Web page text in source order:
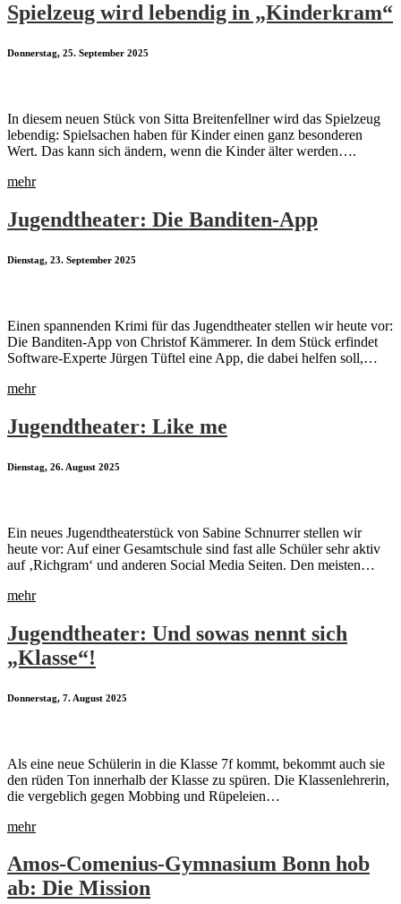
Spielzeug wird lebendig in „Kinderkram“
Donnerstag, 25. September 2025
In diesem neuen Stück von Sitta Breitenfellner wird das Spielzeug
lebendig: Spielsachen haben für Kinder einen ganz besonderen
Wert. Das kann sich ändern, wenn die Kinder älter werden….
mehr
Jugendtheater: Die Banditen-App
Dienstag, 23. September 2025
Einen spannenden Krimi für das Jugendtheater stellen wir heute vor:
Die Banditen-App von Christof Kämmerer. In dem Stück erfindet
Software-Experte Jürgen Tüftel eine App, die dabei helfen soll,…
mehr
Jugendtheater: Like me
Dienstag, 26. August 2025
Ein neues Jugendtheaterstück von Sabine Schnurrer stellen wir
heute vor: Auf einer Gesamtschule sind fast alle Schüler sehr aktiv
auf ‚Richgram‘ und anderen Social Media Seiten. Den meisten…
mehr
Jugendtheater: Und sowas nennt sich
„Klasse“!
Donnerstag, 7. August 2025
Als eine neue Schülerin in die Klasse 7f kommt, bekommt auch sie
den rüden Ton innerhalb der Klasse zu spüren. Die Klassenlehrerin,
die vergeblich gegen Mobbing und Rüpeleien…
mehr
Amos-Comenius-Gymnasium Bonn hob
ab: Die Mission